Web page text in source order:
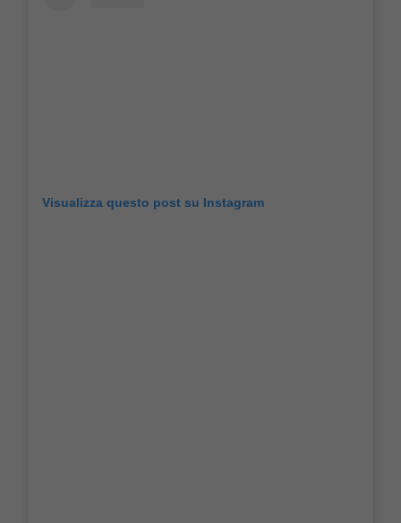
Visualizza questo post su Instagram